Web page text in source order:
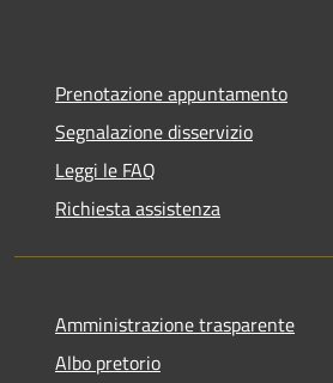
Prenotazione appuntamento
Segnalazione disservizio
Leggi le FAQ
Richiesta assistenza
Amministrazione trasparente
Albo pretorio